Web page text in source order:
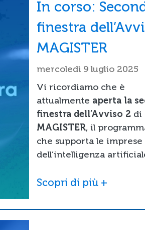
In corso:
finestra
MAGISTER
mercoledì 9 luglio 2025
Vi ricordiamo che è
attualmente aperta la
finestra dell’Avviso 2di
MAGISTER, il
che supporta le imprese
dell’intelligenza
Scopri di più +